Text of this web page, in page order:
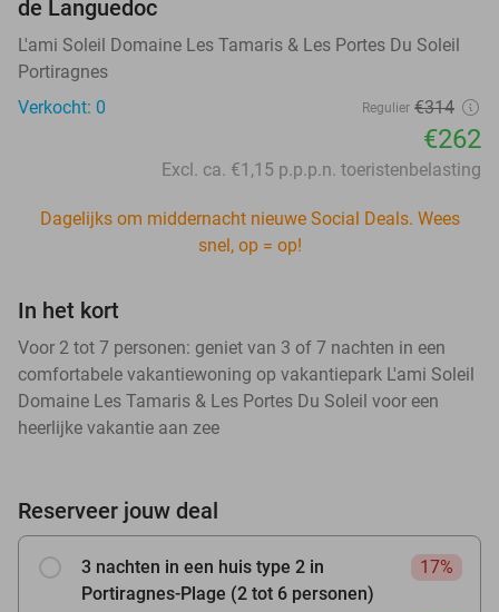
de Languedoc
L'ami Soleil Domaine Les Tamaris & Les Portes Du Soleil
Portiragnes
Verkocht: 0
Regulier €314
€262
Excl. ca. €1,15 p.p.p.n. toeristenbelasting
Dagelijks om middernacht nieuwe Social Deals. Wees
snel, op = op!
In het kort
Voor 2 tot 7 personen: geniet van 3 of 7 nachten in een
comfortabele vakantiewoning op vakantiepark L'ami Soleil
Domaine Les Tamaris & Les Portes Du Soleil voor een
heerlijke vakantie aan zee
Reserveer jouw deal
3 nachten in een huis type 2 in
Portiragnes-Plage (2 tot 6 personen)
17%